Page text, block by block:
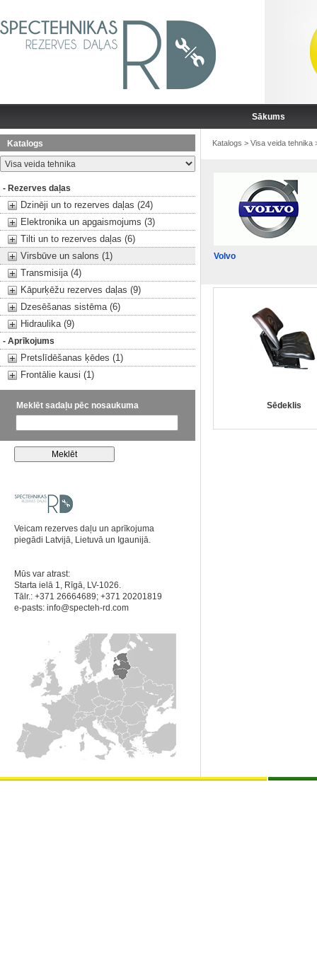
Sākums
Katalogs
- Rezerves daļas
Dzinēji un to rezerves daļas (24)
Elektronika un apgaismojums (3)
Tilti un to rezerves daļas (6)
Virsbūve un salons (1)
Transmisija (4)
Kāpurķēžu rezerves daļas (9)
Dzesēšanas sistēma (6)
Hidraulika (9)
- Aprīkojums
Pretslīdēšanas ķēdes (1)
Frontālie kausi (1)
Meklēt sadaļu pēc nosaukuma
Veicam rezerves daļu un aprīkojuma
piegādi Latvijā, Lietuvā un Igaunijā.
Mūs var atrast:
Starta ielā 1, Rīgā, LV-1026.
Tālr.: +371 26664689; +371 20201819
e-pasts: info@specteh-rd.com
Katalogs > Visa veida tehnika
Volvo
Sēdeklis